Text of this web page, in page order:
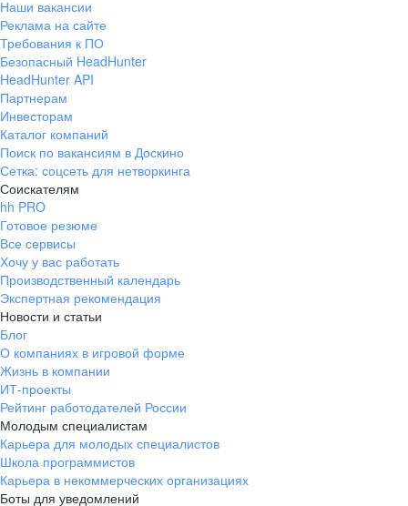
Наши вакансии
Реклама на сайте
Требования к ПО
Безопасный HeadHunter
HeadHunter API
Партнерам
Инвесторам
Каталог компаний
Поиск по вакансиям в Доскино
Сетка: соцсеть для нетворкинга
Соискателям
hh PRO
Готовое резюме
Все сервисы
Хочу у вас работать
Производственный календарь
Экспертная рекомендация
Новости и статьи
Блог
О компаниях в игровой форме
Жизнь в компании
ИТ-проекты
Рейтинг работодателей России
Молодым специалистам
Карьера для молодых специалистов
Школа программистов
Карьера в некоммерческих организациях
Боты для уведомлений